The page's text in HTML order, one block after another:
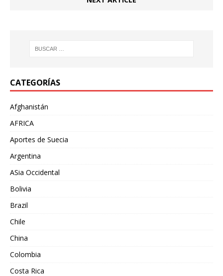
CATEGORÍAS
Afghanistán
AFRICA
Aportes de Suecia
Argentina
ASia Occidental
Bolivia
Brazil
Chile
China
Colombia
Costa Rica